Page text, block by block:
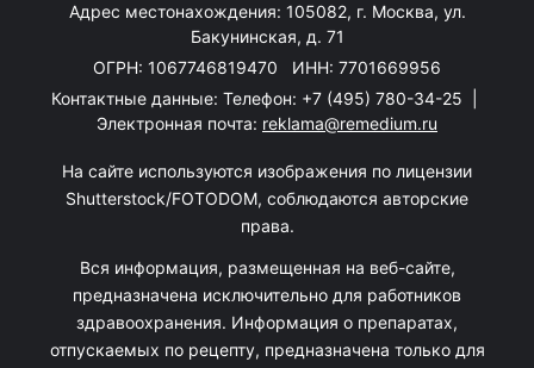
Адрес местонахождения: 105082, г. Москва, ул.
Бакунинская, д. 71
ОГРН: 1067746819470 ИНН: 7701669956
Контактные данные: Телефон: +7 (495) 780-34-25
Электронная почта: reklama@remedium.ru
На сайте используются изображения по лицензии
Shutterstock/FOTODOM, соблюдаются авторские
права.
Вся информация, размещенная на веб-сайте,
предназначена исключительно для работников
здравоохранения. Информация о препаратах,
отпускаемых по рецепту, предназначена только для